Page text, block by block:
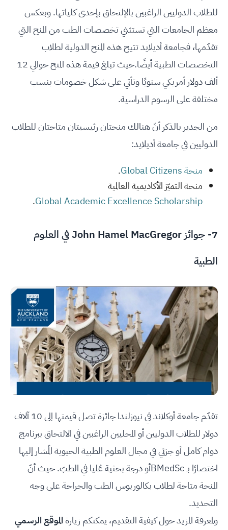
للطلاب الدوليين الراغبين بالإلتحاق بإحدى كلياتها. وبعكس
معظم الجامعات التي تستثني تخصصات الطب من المنح التي
تقدّمها، فجامعة أديلايد تتيح هذه المنح الدولية لطلاب
التخصصات الطبية أيضًا.حيث تبلغ قيمة هذه المنح حوالي 12
ألف دولار أمريكي سنويًا وتأتي على شكل خصومات بنسب
مختلفة على الرسوم الدراسية.
من الجدير بالذكر أنّ هنالك منحتان رئيسيتان متاحتان للطلاب
الدوليين في جامعة أديلايد:
منحة Global Citizens
.
منحة التميّز الأكاديمية العالمية
Global Academic Excellence Scholarship
.
7- جوائز John Hamel MacGregor في العلوم
الطبية
تقدّم جامعة أوكلاند في نيوزلندا جائزة تصل قيمتها إلى 10 آلاف
دولار للطلاب الدوليين أو المحليين الراغبين في الالتحاق ببرنامج
دوام كامل أو جزئي في مجال العلوم الطبية الحيوية المُشار إليها
اختصارًا بـ BMedScأو درجة بحثية عُليا في الطبّ. حيث أنّ
المنحة متاحة لطلاب بكالوريوس الطب والجراحة على وجه
التحديد.
ولمعرفة المزيد حول كيفية التقديم، يمكنكم زيارةالموقع الرسمي